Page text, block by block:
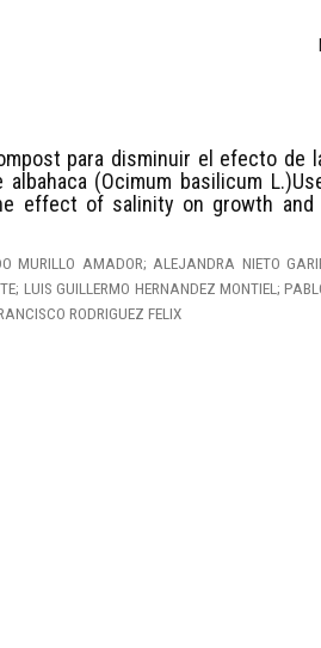
para disminuir el efecto de
(Ocimum basilicum
effect of salinity on growth and
MURILLO AMADOR; ALEJANDRA NIETO
LUIS GUILLERMO HERNANDEZ MONTIEL;
RODRIGUEZ FELIX